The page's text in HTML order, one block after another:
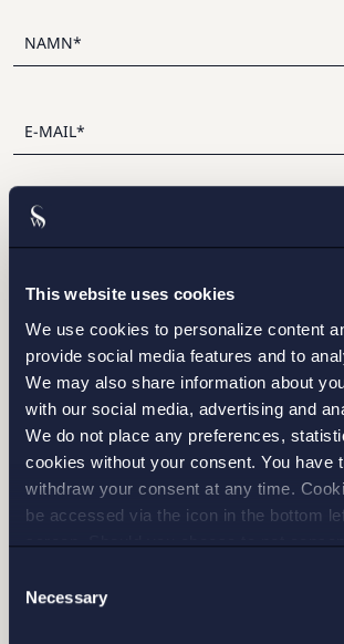
This website uses cookies
We use cookies to personalize content
provide social media features and to
We may also share information about
with our social media, advertising and
We do not place any preferences,
cookies without your consent. You have
withdraw your consent at any time.
be accessed via the icon in the bottom
screen. Should you choose to not
andprivacy policy
for more details on
Selection
Necessary
STOCKHOLM
GÖTEBORG
MALMÖ
personuppgiftspolicy